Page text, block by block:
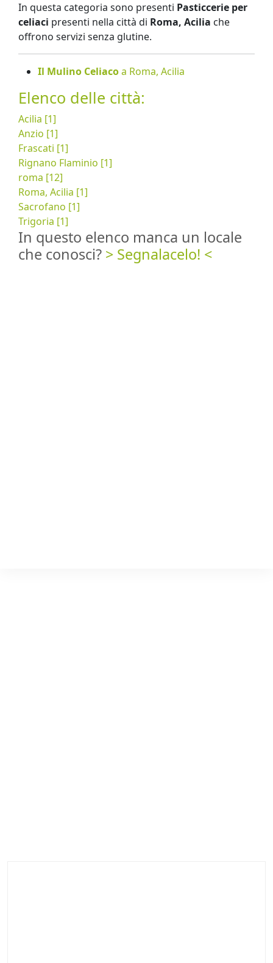
In questa categoria sono presenti Pasticcerie per
celiaci presenti nella città di Roma, Acilia che
offrono servizi senza glutine.
Il Mulino Celiacoa Roma, Acilia
Elenco delle città:
Acilia [1]
Anzio [1]
Frascati [1]
Rignano Flaminio [1]
roma [12]
Roma, Acilia [1]
Sacrofano [1]
Trigoria [1]
In questo elenco manca un locale
che conosci? > Segnalacelo! <